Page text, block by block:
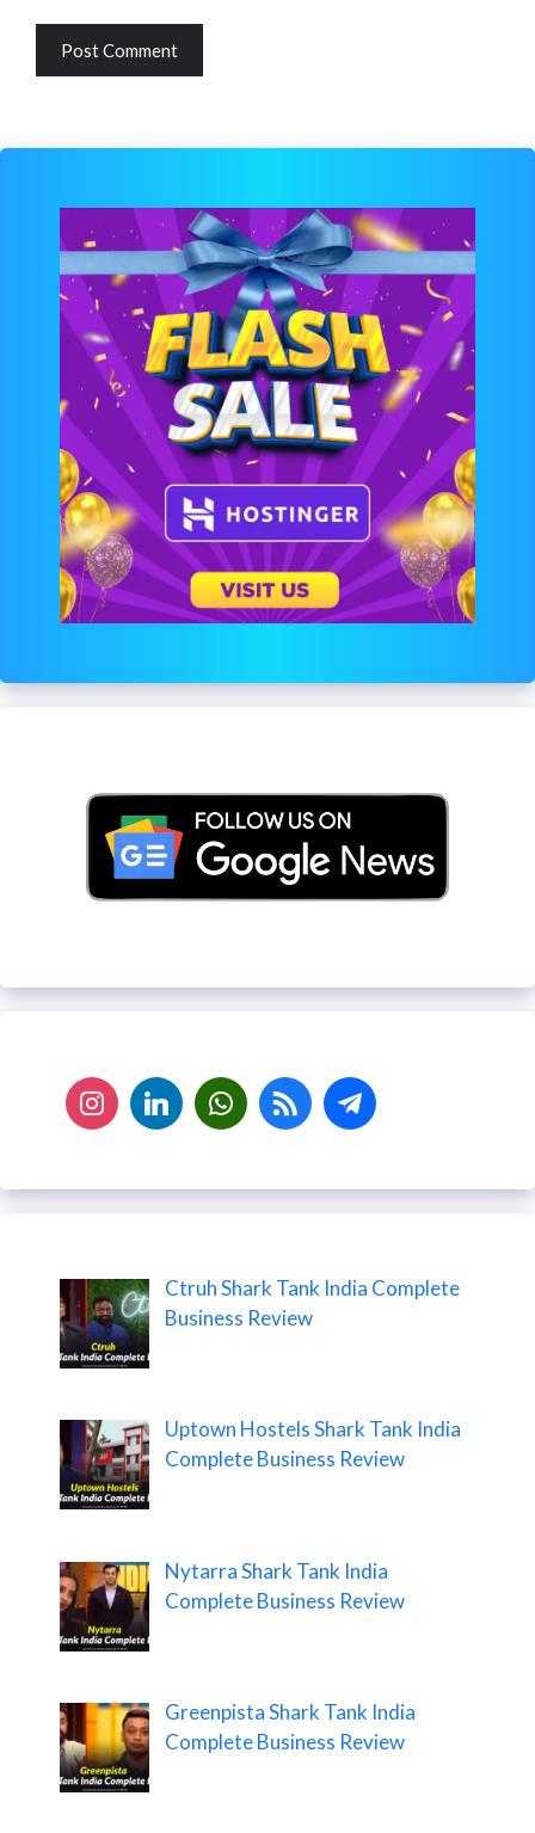
Ctruh Shark Tank India Complete
Business Review
Uptown Hostels Shark Tank India
Complete Business Review
Nytarra Shark Tank India
Complete Business Review
Greenpista Shark Tank India
Complete Business Review